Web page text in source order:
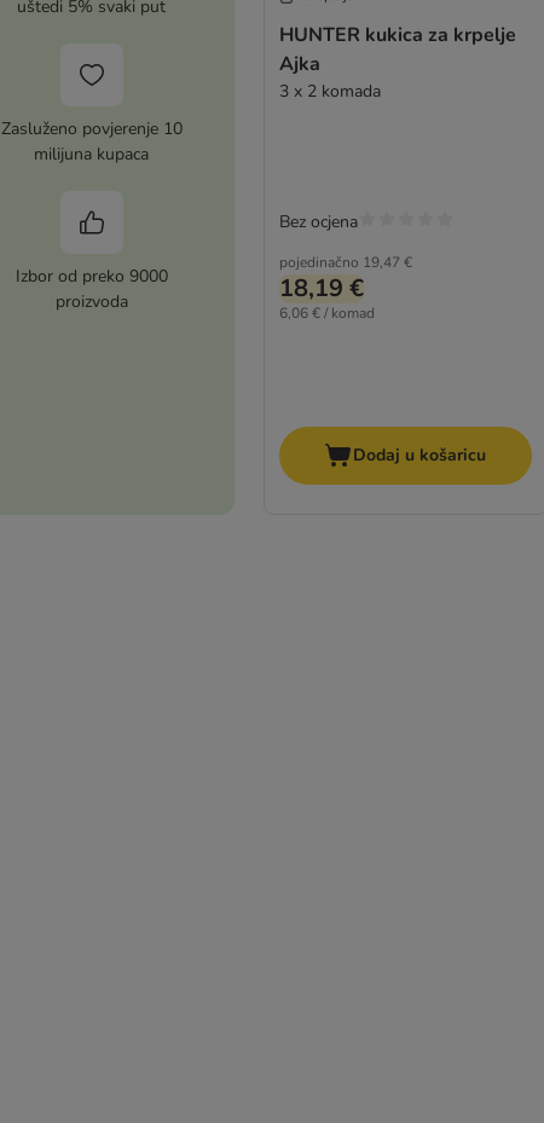
uštedi 5% svaki put
Zasluženo povjerenje 10
milijuna kupaca
Izbor od preko 9000
proizvoda
HUNTER kukica za krpelje
Ajka
3 x 2 komada
pojedinačno 19,47 €
18,19 €
6,06 € / komad
Bez ocjena
Dodaj u košaricu